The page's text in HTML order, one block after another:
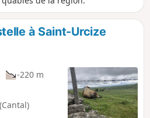
à Saint-Urcize
-220 m